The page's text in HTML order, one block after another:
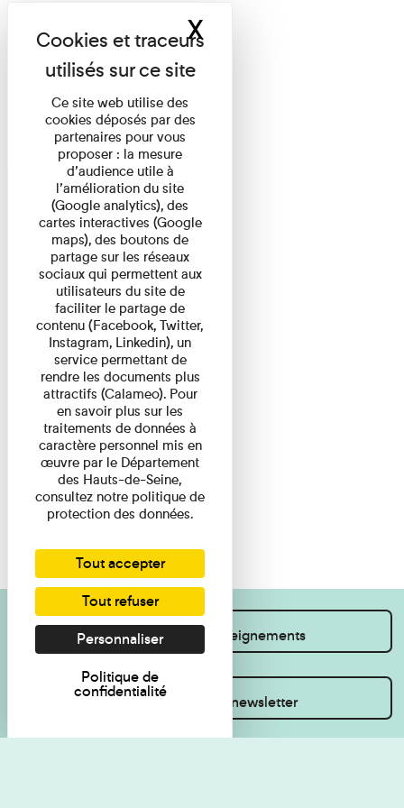
Je souhaite des renseignements
Inscrivez-vous à la newsletter
Ce site web utilise des
cookies déposés par des
partenaires pour vous
proposer : la mesure
d’audience utile à
l’amélioration du site
(Google analytics), des
cartes interactives (Google
maps), des boutons de
partage sur les réseaux
sociaux qui permettent aux
utilisateurs du site de
faciliter le partage de
contenu (Facebook, Twitter,
Instagram, Linkedin), un
service permettant de
rendre les documents plus
attractifs (Calameo). Pour
en savoir plus sur les
traitements de données à
caractère personnel mis en
œuvre par le Département
des Hauts-de-Seine,
consultez notre politique de
protection des données.
Tout accepter
Tout refuser
Personnaliser
Politique de
confidentialité
XMasquer le